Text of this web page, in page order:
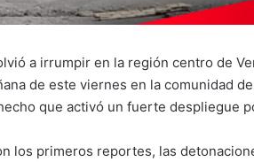
a irrumpir en la región centro de
de este viernes en la comunidad
que activó un fuerte despliegue
los primeros reportes, las